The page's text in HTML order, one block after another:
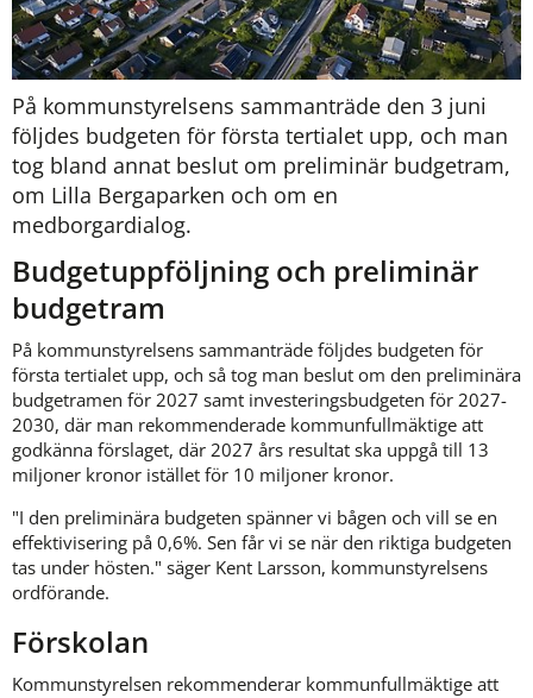
På kommunstyrelsens sammanträde den 3 juni
följdes budgeten för första tertialet upp, och man
tog bland annat beslut om preliminär budgetram,
om Lilla Bergaparken och om en
medborgardialog.
Budgetuppföljning och preliminär
budgetram
På kommunstyrelsens sammanträde följdes budgeten för
första tertialet upp, och så tog man beslut om den preliminära
budgetramen för 2027 samt investeringsbudgeten för 2027-
2030, där man rekommenderade kommunfullmäktige att
godkänna förslaget, där 2027 års resultat ska uppgå till 13
miljoner kronor istället för 10 miljoner kronor.
"I den preliminära budgeten spänner vi bågen och vill se en
effektivisering på 0,6%. Sen får vi se när den riktiga budgeten
tas under hösten." säger Kent Larsson, kommunstyrelsens
ordförande.
Förskolan
Kommunstyrelsen rekommenderar kommunfullmäktige att